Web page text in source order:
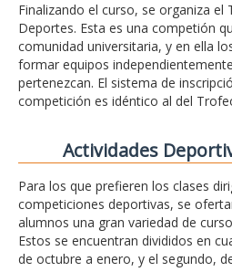
Finalizando el curso, se organiza el
Deportes. Esta es una competión
comunidad universitaria, y en ella
formar equipos
pertenezcan. El sistema de
competición es idéntico al del
Actividades
Para los que prefieren los clases
competiciones deportivas, se
alumnos una gran variedad de
Estos se encuentran divididos en
de octubre a enero, y el segundo,